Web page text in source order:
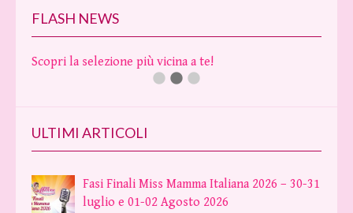
FLASH NEWS
Scopri la selezione più vicina a te!
ULTIMI ARTICOLI
Fasi Finali Miss Mamma Italiana 2026 – 30-31
luglio e 01-02 Agosto 2026